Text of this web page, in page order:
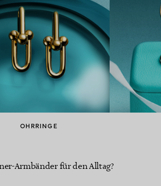
OHRRINGE
Armbänder für den Alltag?